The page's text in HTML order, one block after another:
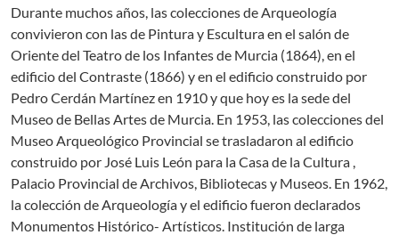
Durante muchos años, las colecciones de Arqueología
convivieron con las de Pintura y Escultura en el salón de
Oriente del Teatro de los Infantes de Murcia (1864), en el
edificio del Contraste (1866) y en el edificio construido por
Pedro Cerdán Martínez en 1910 y que hoy es la sede del
Museo de Bellas Artes de Murcia. En 1953, las colecciones del
Museo Arqueológico Provincial se trasladaron al edificio
construido por José Luis León para la Casa de la Cultura ,
Palacio Provincial de Archivos, Bibliotecas y Museos. En 1962,
la colección de Arqueología y el edificio fueron declarados
Monumentos Histórico- Artísticos. Institución de larga